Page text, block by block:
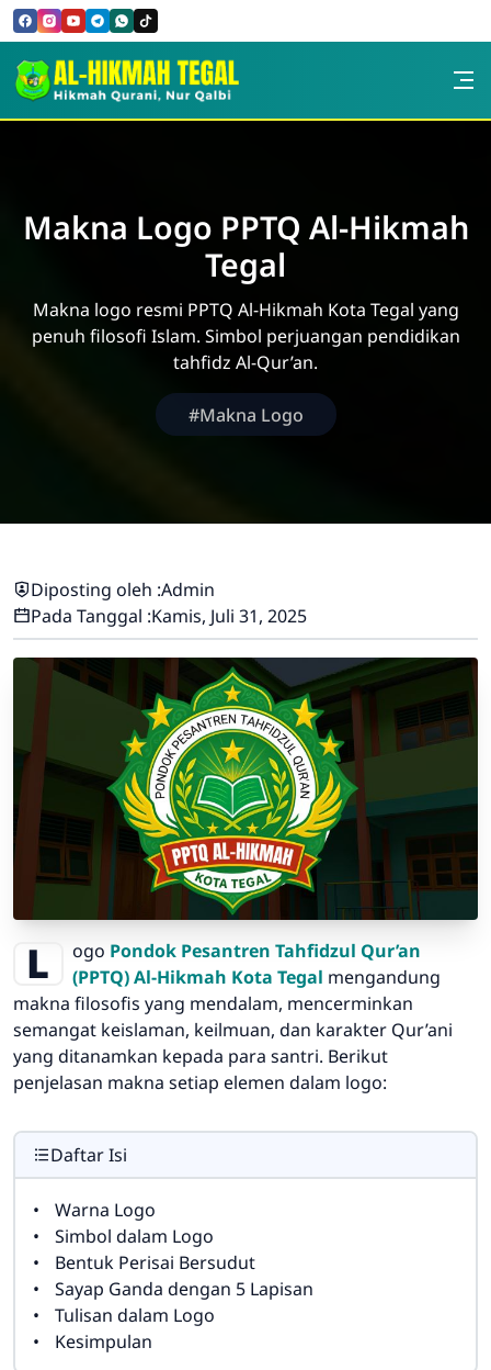
Skip to Content
PPTQ AL-HIKMAH TEGAL
Makna Logo PPTQ Al-Hikmah
Tegal
Makna logo resmi PPTQ Al-Hikmah Kota Tegal yang
penuh filosofi Islam. Simbol perjuangan pendidikan
tahfidz Al-Qur’an.
#Makna Logo
Diposting oleh :Admin
Pada Tanggal :Kamis, Juli 31, 2025
Logo Pondok Pesantren Tahfidzul Qur’an
(PPTQ) Al-Hikmah Kota Tegal mengandung
makna filosofis yang mendalam, mencerminkan
semangat keislaman, keilmuan, dan karakter Qur’ani
yang ditanamkan kepada para santri. Berikut
penjelasan makna setiap elemen dalam logo:
Daftar Isi
Warna Logo
Simbol dalam Logo
Bentuk Perisai Bersudut
Sayap Ganda dengan 5 Lapisan
Tulisan dalam Logo
Kesimpulan